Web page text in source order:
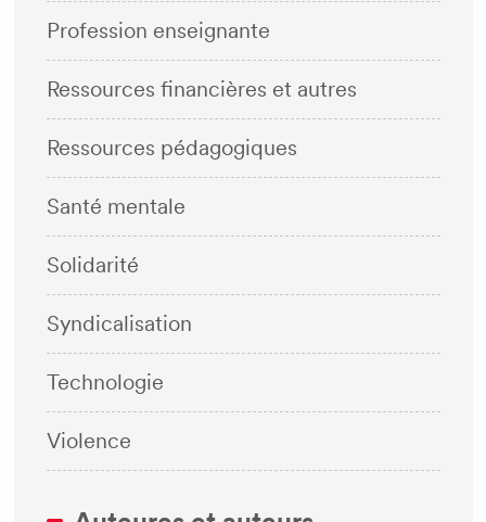
Profession enseignante
Ressources financières et autres
Ressources pédagogiques
Santé mentale
Solidarité
Syndicalisation
Technologie
Violence